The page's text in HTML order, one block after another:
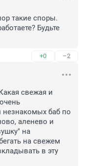
такие споры.
Будьте
+0 –2
свежая и
незнакомых баб по
аленево и
на
на свежем
в эту